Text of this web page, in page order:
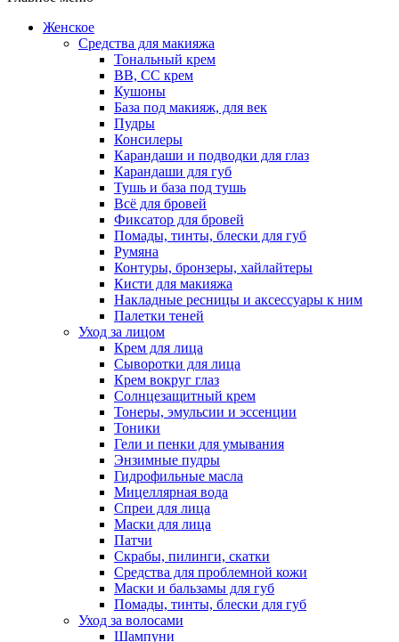
Женское
Средства для макияжа
Тональный крем
BB, CC крем
Кушоны
База под макияж, для век
Пудры
Консилеры
Карандаши и подводки для глаз
Карандаши для губ
Тушь и база под тушь
Всё для бровей
Фиксатор для бровей
Помады, тинты, блески для губ
Румяна
Контуры, бронзеры, хайлайтеры
Кисти для макияжа
Накладные ресницы и аксессуары к ним
Палетки теней
Уход за лицом
Крем для лица
Сыворотки для лица
Крем вокруг глаз
Солнцезащитный крем
Тонеры, эмульсии и эссенции
Тоники
Гели и пенки для умывания
Энзимные пудры
Гидрофильные масла
Мицеллярная вода
Спреи для лица
Маски для лица
Патчи
Скрабы, пилинги, скатки
Средства для проблемной кожи
Маски и бальзамы для губ
Помады, тинты, блески для губ
Уход за волосами
Шампуни